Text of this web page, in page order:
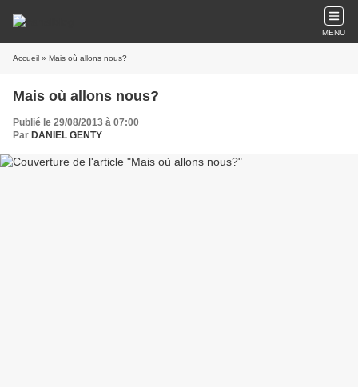
MENU
Accueil » Mais où allons nous?
Mais où allons nous?
Publié le 29/08/2013 à 07:00
Par DANIEL GENTY